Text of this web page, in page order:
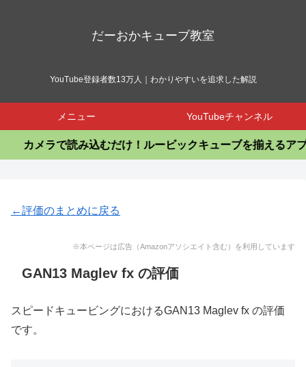
だーおかキューブ教室
YouTube登録者数13万人｜わかりやすいを追求した解説
メニュー YouTubeチャンネル
カメラで読み込むだけ！ルービックキューブを揃えるアプリ
←評価のまとめに戻る
※本ページは広告（Amazonアソシエイト含む）を利用しています
GAN13 Maglev fx の評価
スピードキュービングにおけるGAN13 Maglev fx の評価
です。